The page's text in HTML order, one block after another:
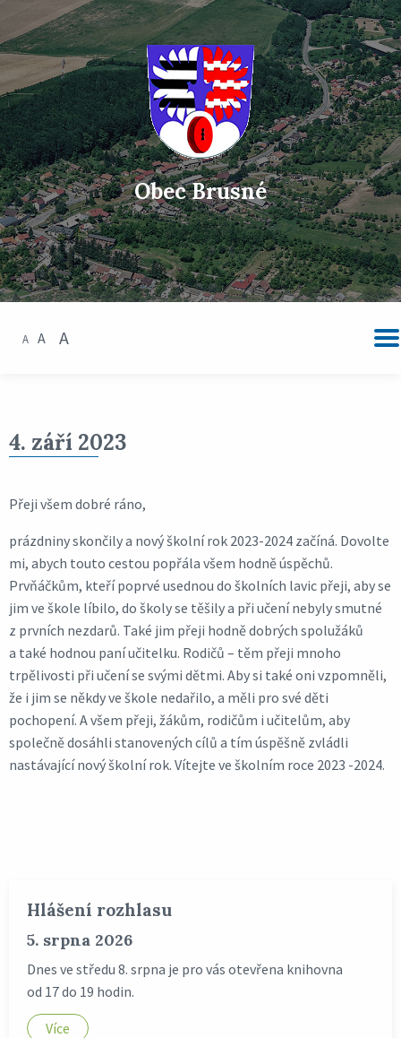
Obec Brusné
A A A
4. září 2023
Přeji všem dobré ráno,
prázdniny skončily a nový školní rok 2023-2024 začíná. Dovolte
mi, abych touto cestou popřála všem hodně úspěchů.
Prvňáčkům, kteří poprvé usednou do školních lavic přeji, aby se
jim ve škole líbilo, do školy se těšily a při učení nebyly smutné
z prvních nezdarů. Také jim přeji hodně dobrých spolužáků
a také hodnou paní učitelku. Rodičů – těm přeji mnoho
trpělivosti při učení se svými dětmi. Aby si také oni vzpomněli,
že i jim se někdy ve škole nedařilo, a měli pro své děti
pochopení. A všem přeji, žákům, rodičům i učitelům, aby
společně dosáhli stanovených cílů a tím úspěšně zvládli
nastávající nový školní rok. Vítejte ve školním roce 2023 -2024.
Hlášení rozhlasu
5. srpna 2026
Dnes ve středu 8. srpna je pro vás otevřena knihovna
od 17 do 19 hodin.
Více